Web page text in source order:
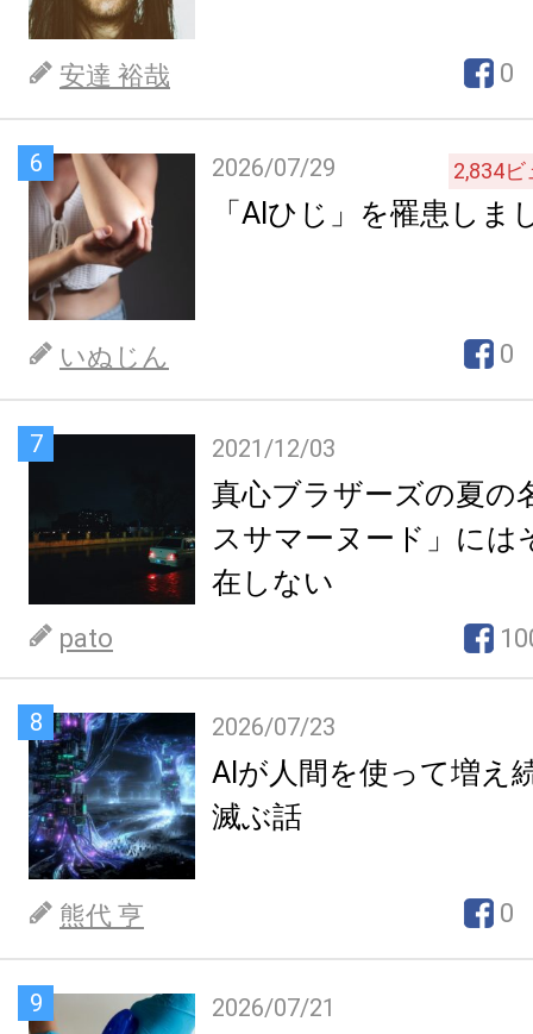
安達 裕哉 0
6 2026/07/29 2,834ビ
「AIひじ」を罹患しま
いぬじん 0
7 2021/12/03
真心ブラザーズの夏の
スサマーヌード」には
在しない
pato
8 2026/07/23
AIが人間を使って増え
滅ぶ話
熊代 亨 0
9 2026/07/21